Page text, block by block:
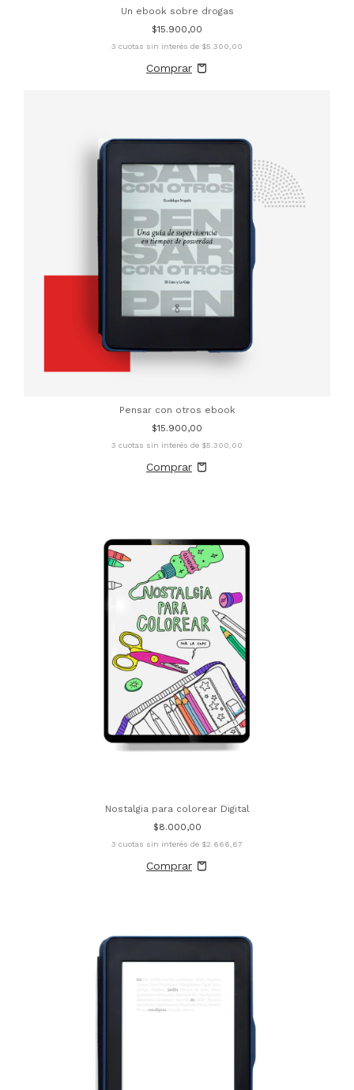
Un ebook sobre drogas
$15.900,00
3 cuotas sin interés de $5.300,00
Pensar con otros ebook
$15.900,00
3 cuotas sin interés de $5.300,00
Nostalgia para colorear Digital
$8.000,00
3 cuotas sin interés de $2.666,67